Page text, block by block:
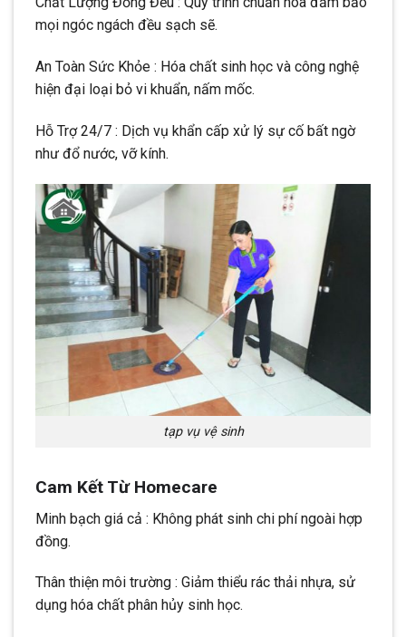
mọi ngóc ngách đều sạch sẽ.
An Toàn Sức Khỏe : Hóa chất sinh học và công nghệ
hiện đại loại bỏ vi khuẩn, nấm mốc.
Hỗ Trợ 24/7 : Dịch vụ khẩn cấp xử lý sự cố bất ngờ
như đổ nước, vỡ kính.
tạp vụ vệ sinh
Cam Kết Từ Homecare
Minh bạch giá cả : Không phát sinh chi phí ngoài hợp
đồng.
Thân thiện môi trường : Giảm thiểu rác thải nhựa, sử
dụng hóa chất phân hủy sinh học.